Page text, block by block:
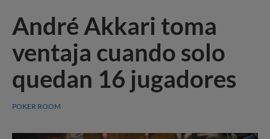
André Akkari toma
ventaja cuando solo
quedan 16 jugadores
POKER ROOM